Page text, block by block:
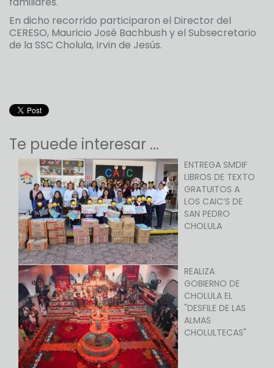
En dicho recorrido participaron el Director del
CERESO, Mauricio José Bachbush y el Subsecretario
de la SSC Cholula, Irvin de Jesús.
Te puede interesar ...
ENTREGA SMDIF
LIBROS DE TEXTO
GRATUITOS A
LOS CAIC’S DE
SAN PEDRO
CHOLULA
REALIZA
GOBIERNO DE
CHOLULA EL
"DESFILE DE LAS
ALMAS
CHOLULTECAS"